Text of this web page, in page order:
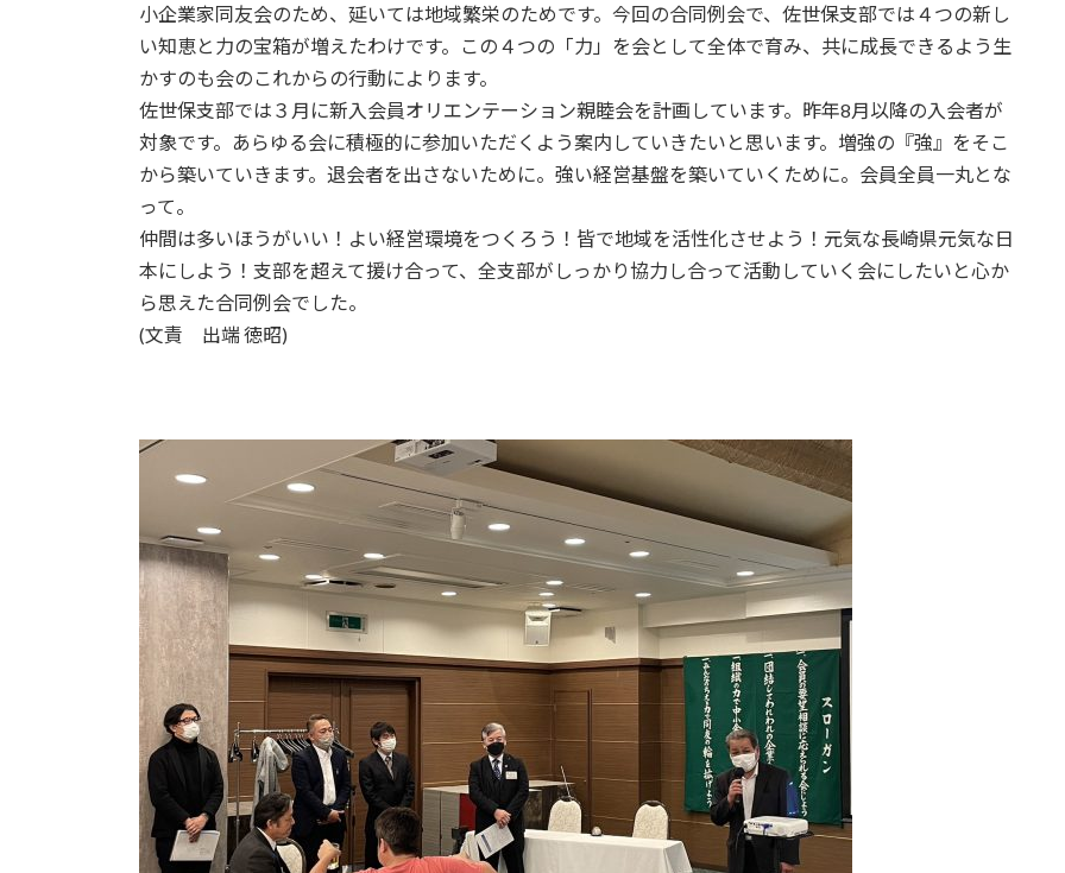
小企業家同友会のため、延いては地域繁栄のためです。今回の合同例会で、佐世保支部では４つの新し
い知恵と力の宝箱が増えたわけです。この４つの「力」を会として全体で育み、共に成長できるよう生
かすのも会のこれからの行動によります。
佐世保支部では３月に新入会員オリエンテーション親睦会を計画しています。昨年8月以降の入会者が
対象です。あらゆる会に積極的に参加いただくよう案内していきたいと思います。増強の『強』をそこ
から築いていきます。退会者を出さないために。強い経営基盤を築いていくために。会員全員一丸とな
って。
仲間は多いほうがいい！よい経営環境をつくろう！皆で地域を活性化させよう！元気な長崎県元気な日
本にしよう！支部を超えて援け合って、全支部がしっかり協力し合って活動していく会にしたいと心か
ら思えた合同例会でした。
(文責 出端 徳昭)